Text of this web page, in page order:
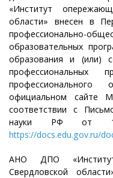
«Институт
области» внесен в
профессионально-
образовательных
образования и (или)
профессиональных
профессионального
официальном сайте
соответствии с
науки РФ от
https://docs.edu.gov.ru/
АНО ДПО
Свердловской